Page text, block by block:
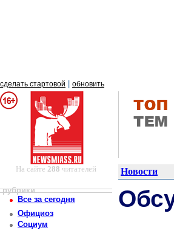
сделать стартовой обновить
На сайте 288 читателей Новости
рубрики
Все за сегодня
Официоз
Социум